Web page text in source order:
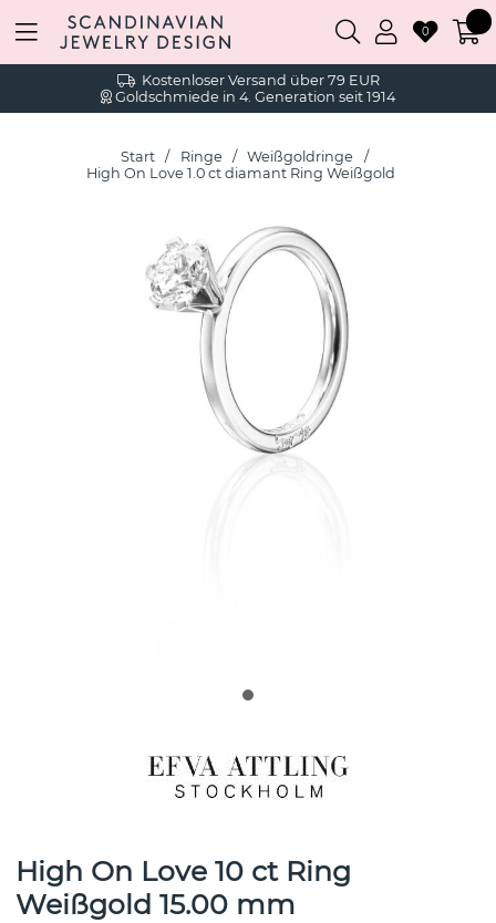
Kostenloser Versand über 79 EUR
Goldschmiede in 4. Generation seit 1914
0
Start Ringe
Weißgoldringe
High On Love 1.0 ct diamant Ring Weißgold
High On Love 10 ct Ring
Weißgold 15.00 mm